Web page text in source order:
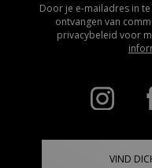
Door je e-mailadres in
ontvangen van
privacybeleid voor
VIND